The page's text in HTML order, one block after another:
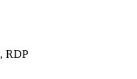
RDP